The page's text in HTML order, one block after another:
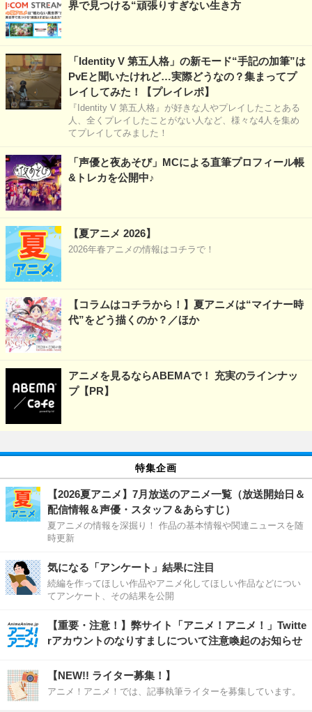
界で見つける“頑張りすぎない生き方
「Identity V 第五人格」の新モード“手記の加筆”は
PvEと聞いたけれど…実際どうなの？集まってプ
レイしてみた！【プレイレポ】
『Identity V 第五人格』が好きな人やプレイしたことある
人、全くプレイしたことがない人など、様々な4人を集め
てプレイしてみました！
「声優と夜あそび」MCによる直筆プロフィール帳
&トレカを公開中♪
【夏アニメ 2026】
2026年春アニメの情報はコチラで！
【コラムはコチラから！】夏アニメは“マイナー時
代”をどう描くのか？／ほか
アニメを見るならABEMAで！ 充実のラインナッ
プ【PR】
特集企画
【2026夏アニメ】7月放送のアニメ一覧（放送開始日＆
配信情報＆声優・スタッフ＆あらすじ）
夏アニメの情報を深掘り！ 作品の基本情報や関連ニュースを随
時更新
気になる「アンケート」結果に注目
続編を作ってほしい作品やアニメ化してほしい作品などについ
てアンケート、その結果を公開
【重要・注意！】弊サイト「アニメ！アニメ！」Twitte
rアカウントのなりすましについて注意喚起のお知らせ
【NEW!! ライター募集！】
アニメ！アニメ！では、記事執筆ライターを募集しています。